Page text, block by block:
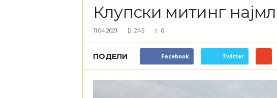
Клупски митинг
11.04.2021 245 0
ПОДЕЛИ Facebook Twitter